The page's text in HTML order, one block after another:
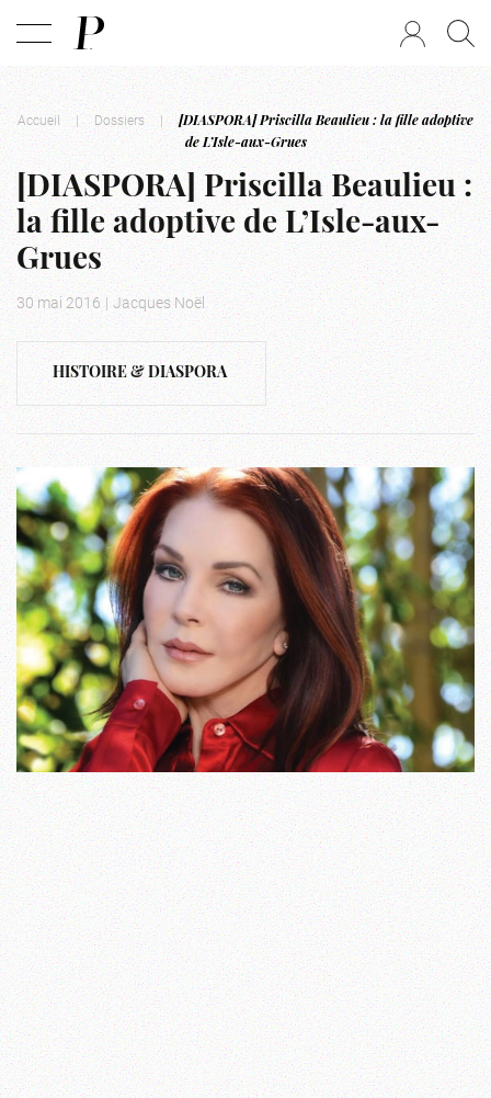
Accueil | Dossiers |
[DIASPORA] Priscilla Beaulieu : la fille adoptive
de L’Isle-aux-Grues
[DIASPORA] Priscilla Beaulieu :
la fille adoptive de L’Isle-aux-
Grues
30 mai 2016 | Jacques Noël
HISTOIRE & DIASPORA